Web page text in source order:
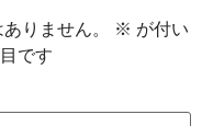
りません。 ※ が付い
です